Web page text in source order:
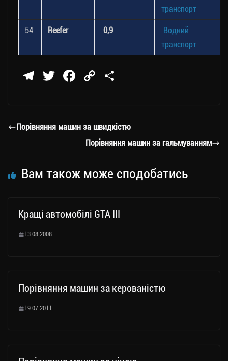
транспорт
54 Reefer 0,9
Водний
транспорт
Te
a
T
er
Fa
ok
C
Li
nk
ли
ти
Порівняння машин за швидкістю
Порівняння машин за гальмуванням
Вам також може сподобатись
Кращі автомобілі GTA III
13.08.2008
Порівняння машин за керованістю
19.07.2011